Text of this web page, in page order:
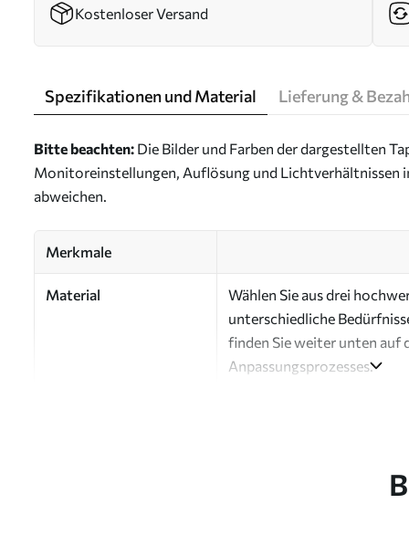
Kostenloser Versand
Spezifikationen und Material Lieferung &
Bitte beachten: Die Bilder und Farben der dargestellten
Monitoreinstellungen, Auflösung und Lichtverhältnissen
abweichen.
Merkmale
Material
Wählen Sie aus drei
unterschiedliche
finden Sie weiter unten auf
Anpassungsprozesses.